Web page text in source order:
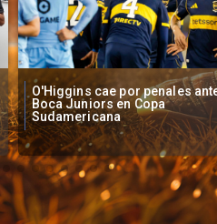
Operadores de apuestas
piden acelerar regulación en
Chile